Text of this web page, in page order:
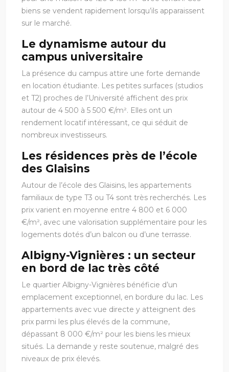
biens se vendent rapidement lorsqu’ils apparaissent
sur le marché.
Le dynamisme autour du
campus universitaire
La présence du campus attire une forte demande
en location étudiante. Les petites surfaces (studios
et T2) proches de l’Université affichent des prix
autour de 4 500 à 5 500 €/m². Elles ont un
rendement locatif intéressant, ce qui séduit de
nombreux investisseurs.
Les résidences près de l’école
des Glaisins
Autour de l’école des Glaisins, les appartements
familiaux de type T3 ou T4 sont très recherchés. Les
prix varient en moyenne entre 4 800 et 6 000
€/m², avec une valorisation supplémentaire pour les
logements dotés d’un balcon ou d’une terrasse.
Albigny-Vignières : un secteur
en bord de lac très côté
Le quartier Albigny-Vignières bénéficie d’un
emplacement exceptionnel, en bordure du lac. Les
appartements avec vue directe y atteignent des
prix parmi les plus élevés de la commune,
dépassant 8 000 €/m² pour les biens les mieux
situés. La demande y reste soutenue, malgré des
niveaux de prix élevés.